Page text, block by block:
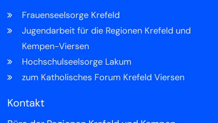
Frauenseelsorge Krefeld
Jugendarbeit für die Regionen Krefeld und
Kempen-Viersen
Hochschulseelsorge Lakum
zum Katholisches Forum Krefeld Viersen
Kontakt